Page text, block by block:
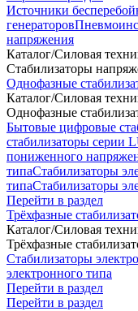
Источники
генераторов
напряжения
Каталог/Силовая
Стабилизаторы
Однофазные
Каталог/Силовая
Однофазные
Бытовые цифровые
стабилизаторы серии
пониженного
типаСтабилизаторы
типаСтабилизаторы
Перейти в раздел
Трёхфазные
Каталог/Силовая
Трёхфазные
Стабилизаторы
электронного типа
Перейти в раздел
Перейти в раздел